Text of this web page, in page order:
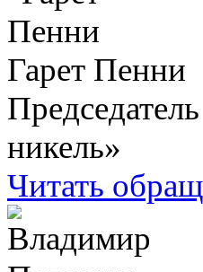
Гарет Пенни
никель»
Читать